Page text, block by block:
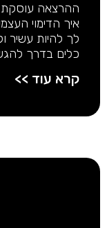
ההרצאה עוסקת
איך הדימוי
לך להיות עשיר
כלים בדרך
קרא עוד >>